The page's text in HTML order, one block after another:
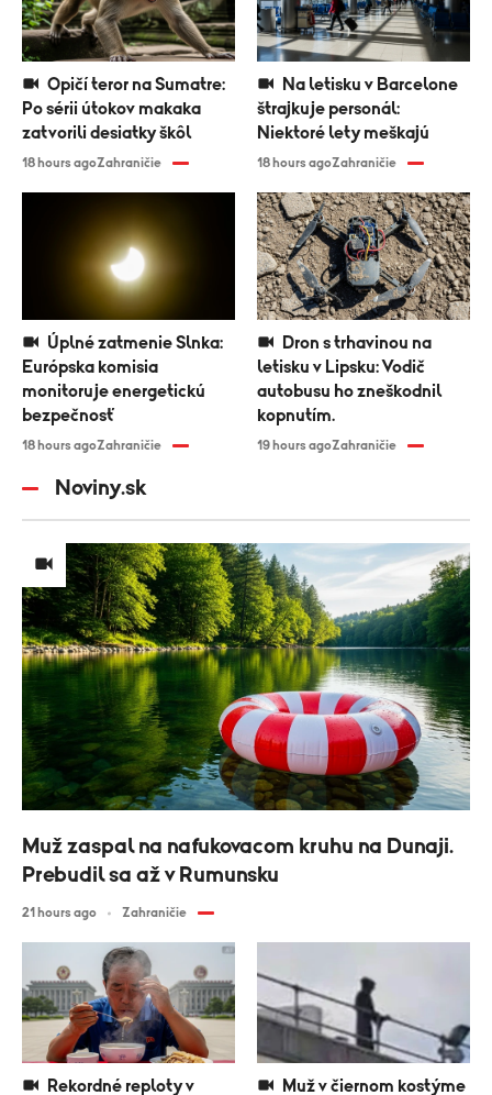
Po sérii útokov makaka
zatvorili desiatky škôl
18 hours agoZahraničie
štrajkuje personál:
Niektoré lety meškajú
18 hours agoZahraničie
Európska komisia
monitoruje energetickú
bezpečnosť
18 hours agoZahraničie
letisku v Lipsku: Vodič
autobusu ho zneškodnil
kopnutím.
19 hours agoZahraničie
Noviny.sk
Muž zaspal na nafukovacom kruhu na Dunaji.
Prebudil sa až v Rumunsku
21 hours ago Zahraničie